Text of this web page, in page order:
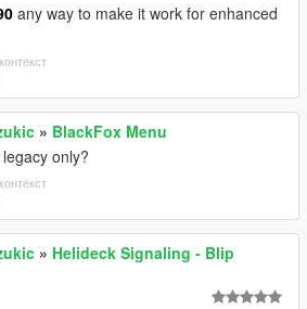
any way to make it work for enhanced
» BlackFox Menu
only?
» Helideck Signaling - Blip